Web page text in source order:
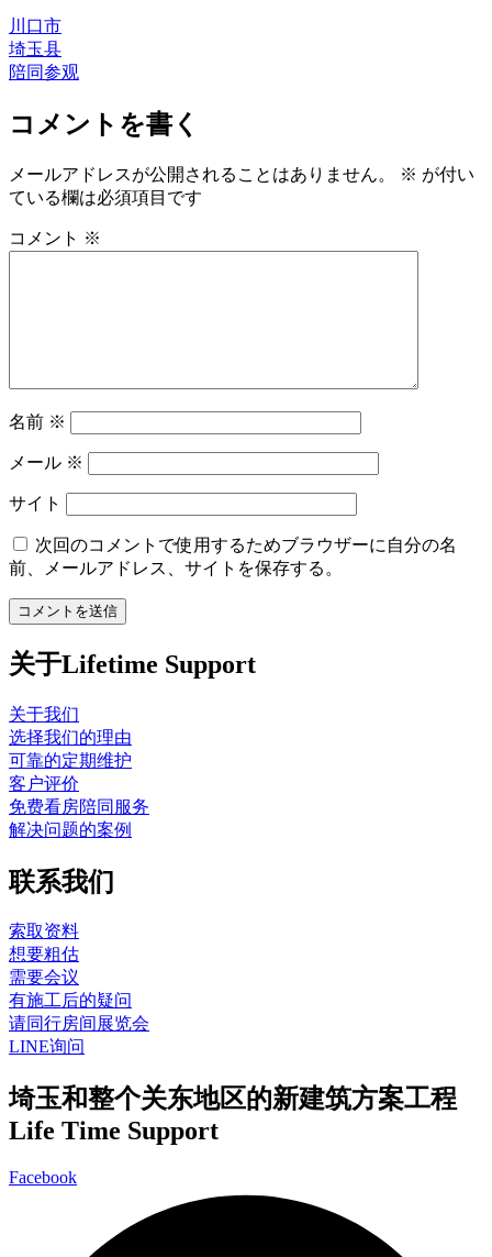
川口市
埼玉县
陪同参观
コメントを書く
メールアドレスが公開されることはありません。 ※ が付い
ている欄は必須項目です
コメント ※
名前 ※
メール ※
サイト
次回のコメントで使用するためブラウザーに自分の名
前、メールアドレス、サイトを保存する。
关于Lifetime Support
关于我们
选择我们的理由
可靠的定期维护
客户评价
免费看房陪同服务
解决问题的案例
联系我们
索取资料
想要粗估
需要会议
有施工后的疑问
请同行房间展览会
LINE询问
埼玉和整个关东地区的新建筑方案工程
Life Time Support
Facebook